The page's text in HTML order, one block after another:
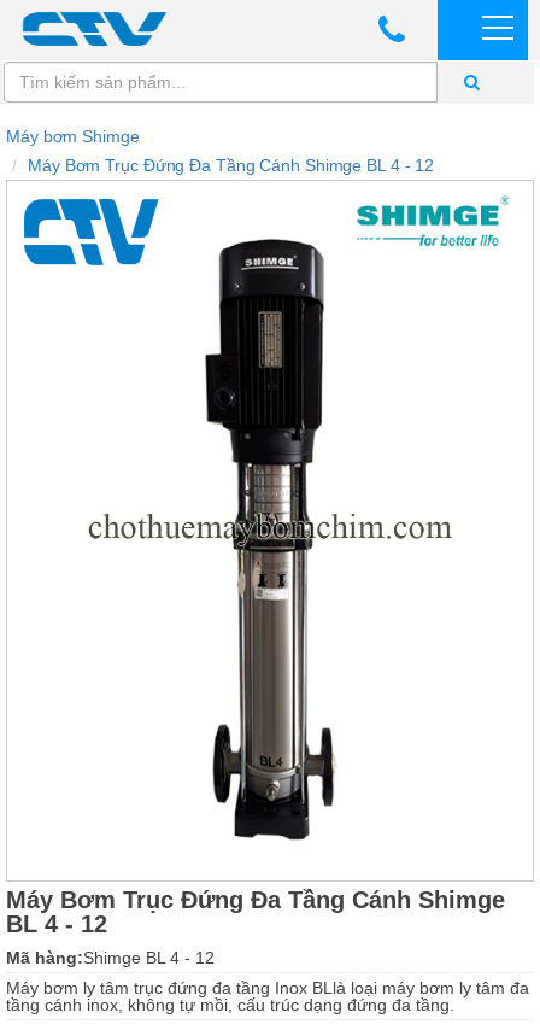
Máy bơm Shimge
Máy Bơm Trục Đứng Đa Tầng Cánh Shimge BL 4 - 12
Máy Bơm Trục Đứng Đa Tầng Cánh Shimge
BL 4 - 12
Mã hàng:Shimge BL 4 - 12
Máy bơm ly tâm trục đứng đa tầng Inox BLlà loại máy bơm ly tâm đa
tầng cánh inox, không tự mồi, cấu trúc dạng đứng đa tầng.